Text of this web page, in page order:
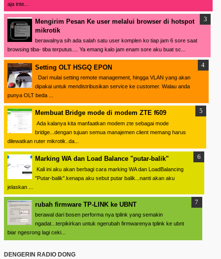
aja inte...
Mengirim Pesan Ke user melalui browser di hotspot
mikrotik
berawalnya sih ada salah satu user komplen ko tiap jam 6 sore saat
browsing tiba- tiba terputus.... Ya emang kalo jam enam sore aku buat sc...
Setting OLT HSGQ EPON
Dari mulai setting remote management, hingga VLAN yang akan
dipakai untuk mendistribusikan service ke customer. Walau anda
punya OLT beda ...
Membuat Bridge mode di modem ZTE f609
Ada kalanya kita manfaatkan modem zte sebagai mode
bridge...dengan tujuan semua manajemen client memang harus
dilewatkan ruter mikrotik..da...
Marking WA dan Load Balance "putar-balik"
Kali ini aku akan berbagi cara marking WA dan LoadBalancing
"Putar-balik".kenapa aku sebut putar balik...nanti akan aku
jelaskan ...
rubah firmware TP-LINK ke UBNT
berawal dari bosen performa nya tplink yang semakin
ngadat...terpikirkan untuk ngerubah firmwarenya tplink ke ubnt
biar ngesrong lagi ceki...
DENGERIN RADIO DONG